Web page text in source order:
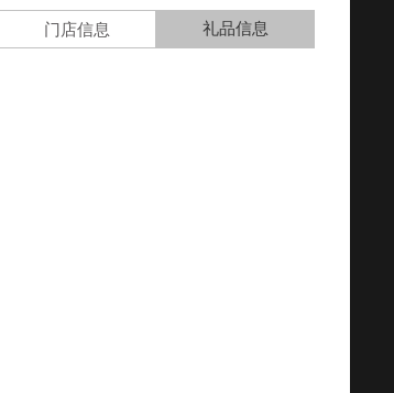
门店信息 礼品信息